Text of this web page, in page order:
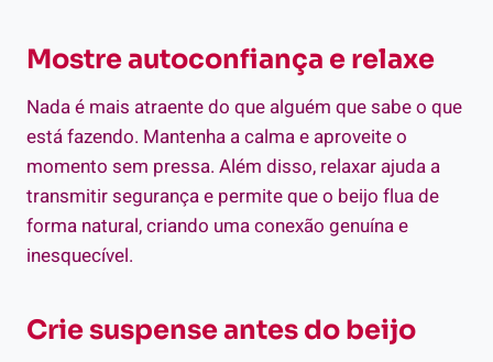
Mostre autoconfiança e relaxe
Nada é mais atraente do que alguém que sabe o que
está fazendo. Mantenha a calma e aproveite o
momento sem pressa. Além disso, relaxar ajuda a
transmitir segurança e permite que o beijo flua de
forma natural, criando uma conexão genuína e
inesquecível.
Crie suspense antes do beijo